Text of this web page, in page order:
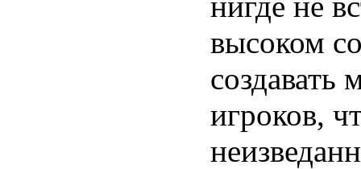
высоком
создавать
игроков,